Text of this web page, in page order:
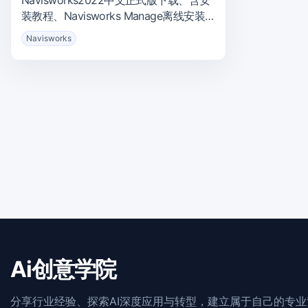
装教程、Navisworks Manage离线安装
包Navisworks
Ai创意学院
分享行业经验、探索AI深度应用与转型，建立属于自己的专业